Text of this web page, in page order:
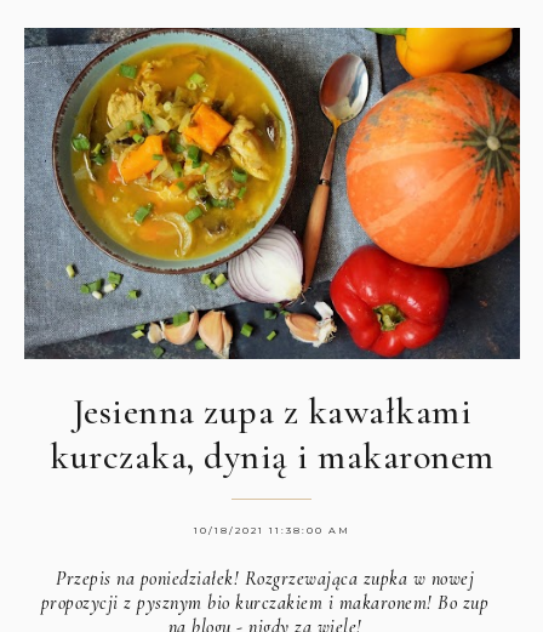
Jesienna zupa z kawałkami
kurczaka, dynią i makaronem
10/18/2021 11:38:00 AM
Przepis na poniedziałek! Rozgrzewająca zupka w nowej
propozycji z pysznym bio kurczakiem i makaronem! Bo zup
na blogu - nigdy za wiele!